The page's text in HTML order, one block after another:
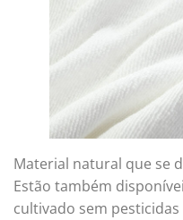
Material natural que se
Estão também
cultivado sem